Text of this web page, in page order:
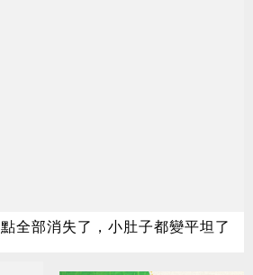
全部消失了，小肚子都變平坦了